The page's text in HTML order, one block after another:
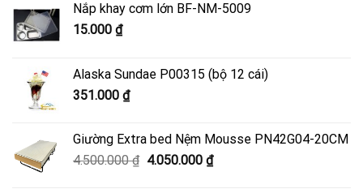
Nắp khay cơm lớn BF-NM-5009
15.000 ₫
Alaska Sundae P00315 (bộ 12 cái)
351.000 ₫
Giường Extra bed Nệm Mousse PN42G04-20CM
4.500.000₫ Giá
4.050.000 ₫Giá